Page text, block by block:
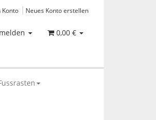
Konto Neues Konto erstellen
0,00 €